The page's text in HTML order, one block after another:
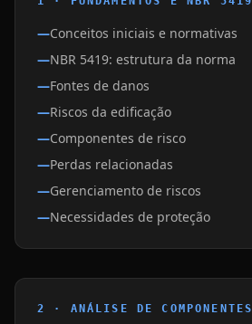
Conceitos iniciais e normativas
NBR 5419: estrutura da norma
Fontes de danos
Riscos da edificação
Componentes de risco
Perdas relacionadas
Gerenciamento de riscos
Necessidades de proteção
2 · ANÁLISE DE COMPONENTES